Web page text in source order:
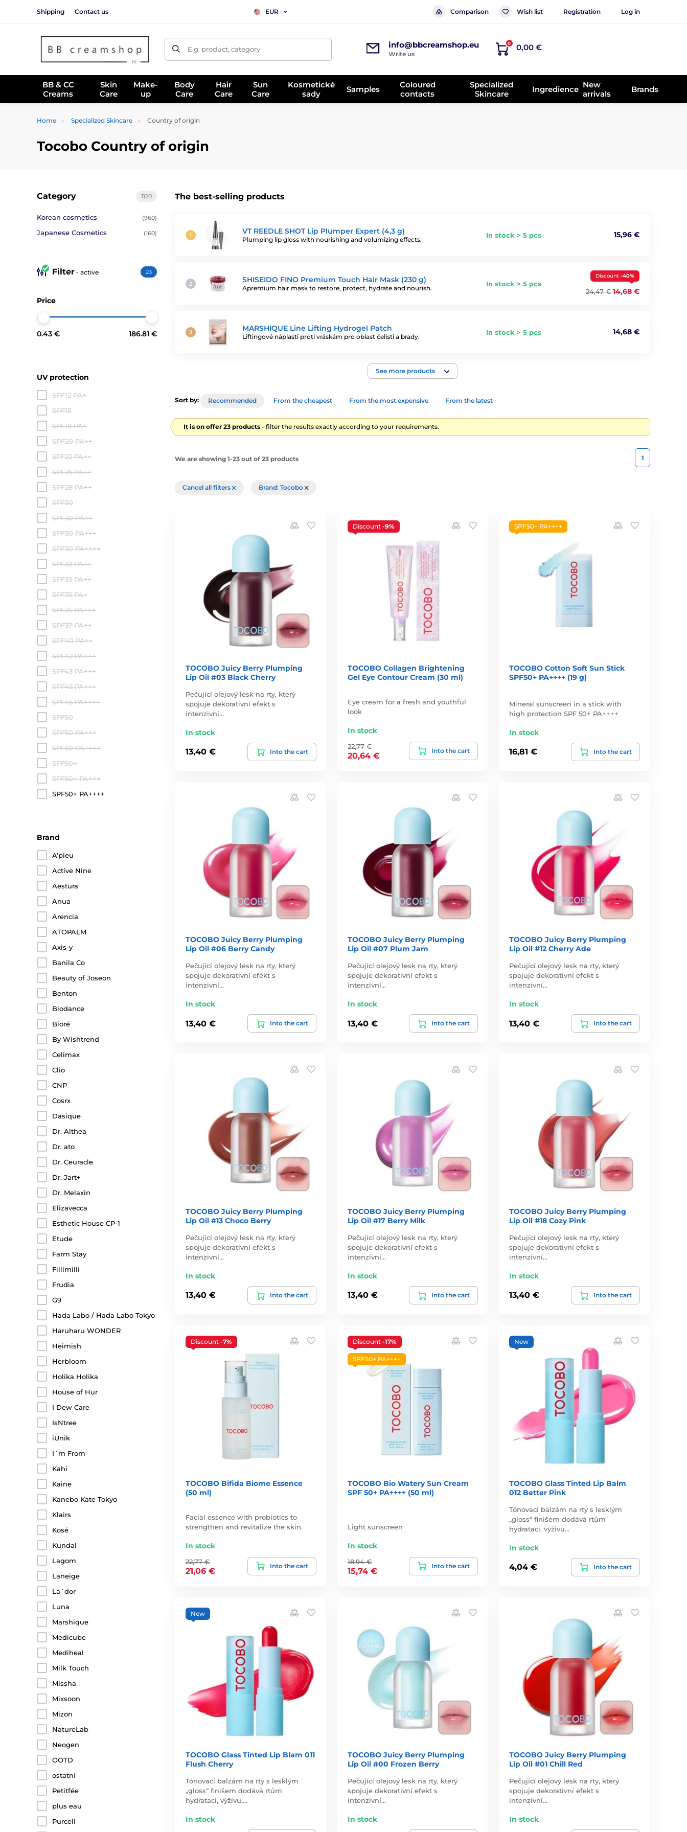
Shipping Contact us EUR Comparison Wish list Registration Log in
E.g. product, category info@bbcreamshop.eu
Write us
0 0,00 €
BB & CC
Creams
Skin
Care
Make-
up
Body
Care
Hair
Care
Sun
Care
Kosmetické
sady
Samples
Coloured
contacts
Specialized
Skincare
Ingredience New
arrivals
Brands
Home Specialized Skincare Country of origin
Tocobo Country of origin
The best-selling products
VT REEDLE SHOT Lip Plumper Expert (4,3 g)
Plumping lip gloss with nourishing and volumizing effects.
In stock > 5 pcs 15,96 €
SHISEIDO FINO Premium Touch Hair Mask (230 g)
Apremium hair mask to restore, protect, hydrate and nourish.
In stock > 5 pcs
Discount -40%
24,47 € 14,68 €
MARSHIQUE Line Lifting Hydrogel Patch
Liftingové náplasti proti vráskám pro oblast čelisti a brady.
In stock > 5 pcs 14,68 €
See more products
1120
Category
Korean cosmetics (960)
Japanese Cosmetics (160)
Filter - active 23
Price
0.43 € 186.81 €
UV protection
SPF12 PA+
SPF15
SPF18 PA+
SPF20 PA++
SPF22 PA++
SPF25 PA++
SPF28 PA++
SPF30
SPF30 PA++
SPF30 PA+++
SPF30 PA++++
SPF32 PA++
SPF33 PA++
SPF35 PA+
SPF35 PA+++
SPF37 PA++
SPF40 PA++
SPF42 PA+++
SPF43 PA+++
SPF45 PA+++
SPF45 PA++++
SPF50
SPF50 PA+++
SPF50 PA++++
SPF50+
SPF50+ PA+++
SPF50+ PA++++
Brand
A'pieu
Active Nine
Aestura
Anua
Arencia
ATOPALM
Axis-y
Banila Co
Beauty of Joseon
Benton
Biodance
Bioré
By Wishtrend
Celimax
Clio
CNP
Cosrx
Dasique
Dr. Althea
Dr. ato
Dr. Ceuracle
Dr. Jart+
Dr. Melaxin
Elizavecca
Esthetic House CP-1
Etude
Farm Stay
Fillimilli
Frudia
G9
Hada Labo / Hada Labo Tokyo
Haruharu WONDER
Heimish
Herbloom
Holika Holika
House of Hur
I Dew Care
IsNtree
iUnik
I´m From
Kahi
Kaine
Kanebo Kate Tokyo
Klairs
Kosé
Kundal
Lagom
Laneige
La´dor
Luna
Marshique
Medicube
Mediheal
Milk Touch
Missha
Mixsoon
Mizon
NatureLab
Neogen
OOTD
ostatní
Petitfée
plus eau
Purcell
Sort by: Recommended From the cheapest From the most expensive From the latest
It is on offer 23 products - filter the results exactly according to your requirements.
We are showing 1-23 out of 23 products 1
Cancel all filters Brand: Tocobo
TOCOBO Juicy Berry Plumping
Lip Oil #03 Black Cherry
Pečující olejový lesk na rty, který
spojuje dekorativní efekt s
intenzivní…
In stock
13,40 € Into the cart
Discount -9%
TOCOBO Collagen Brightening
Gel Eye Contour Cream (30 ml)
Eye cream for a fresh and youthful
look
In stock
22,77 €
20,64 €
Into the cart
SPF50+ PA++++
TOCOBO Cotton Soft Sun Stick
SPF50+ PA++++ (19 g)
Mineral sunscreen in a stick with
high protection SPF 50+ PA++++
In stock
16,81 € Into the cart
TOCOBO Juicy Berry Plumping
Lip Oil #06 Berry Candy
Pečující olejový lesk na rty, který
spojuje dekorativní efekt s
intenzivní…
In stock
13,40 € Into the cart
TOCOBO Juicy Berry Plumping
Lip Oil #07 Plum Jam
Pečující olejový lesk na rty, který
spojuje dekorativní efekt s
intenzivní…
In stock
13,40 € Into the cart
TOCOBO Juicy Berry Plumping
Lip Oil #12 Cherry Ade
Pečující olejový lesk na rty, který
spojuje dekorativní efekt s
intenzivní…
In stock
13,40 € Into the cart
TOCOBO Juicy Berry Plumping
Lip Oil #13 Choco Berry
Pečující olejový lesk na rty, který
spojuje dekorativní efekt s
intenzivní…
In stock
13,40 € Into the cart
TOCOBO Juicy Berry Plumping
Lip Oil #17 Berry Milk
Pečující olejový lesk na rty, který
spojuje dekorativní efekt s
intenzivní…
In stock
13,40 € Into the cart
TOCOBO Juicy Berry Plumping
Lip Oil #18 Cozy Pink
Pečující olejový lesk na rty, který
spojuje dekorativní efekt s
intenzivní…
In stock
13,40 € Into the cart
Discount -7%
TOCOBO Bifida Biome Essence
(50 ml)
Facial essence with probiotics to
strengthen and revitalize the skin.
In stock
22,77 €
21,06 €
Into the cart
Discount -17%
SPF50+ PA++++
TOCOBO Bio Watery Sun Cream
SPF 50+ PA++++ (50 ml)
Light sunscreen
In stock
18,94 €
15,74 €
Into the cart
New
TOCOBO Glass Tinted Lip Balm
012 Better Pink
Tónovací balzám na rty s lesklým
„gloss“ finišem dodává rtům
hydrataci, výživu…
In stock
4,04 € Into the cart
New
TOCOBO Glass Tinted Lip Blam 011
Flush Cherry
Tónovací balzám na rty s lesklým
„gloss“ finišem dodává rtům
hydrataci, výživu,…
In stock
TOCOBO Juicy Berry Plumping
Lip Oil #00 Frozen Berry
Pečující olejový lesk na rty, který
spojuje dekorativní efekt s
intenzivní…
In stock
TOCOBO Juicy Berry Plumping
Lip Oil #01 Chill Red
Pečující olejový lesk na rty, který
spojuje dekorativní efekt s
intenzivní…
In stock